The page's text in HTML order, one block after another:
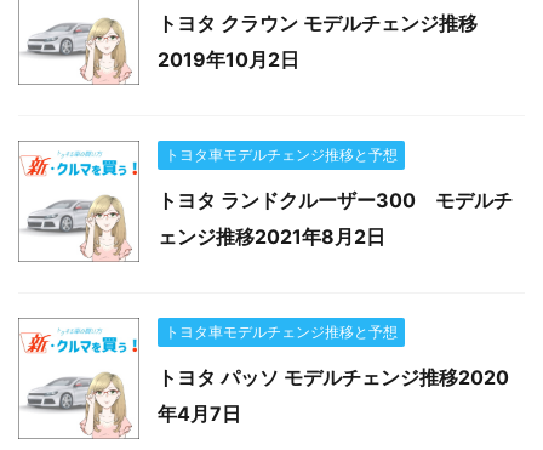
トヨタ クラウン モデルチェンジ推移
2019年10月2日
トヨタ車モデルチェンジ推移と予想
トヨタ ランドクルーザー300 モデルチ
ェンジ推移2021年8月2日
トヨタ車モデルチェンジ推移と予想
トヨタ パッソ モデルチェンジ推移2020
年4月7日